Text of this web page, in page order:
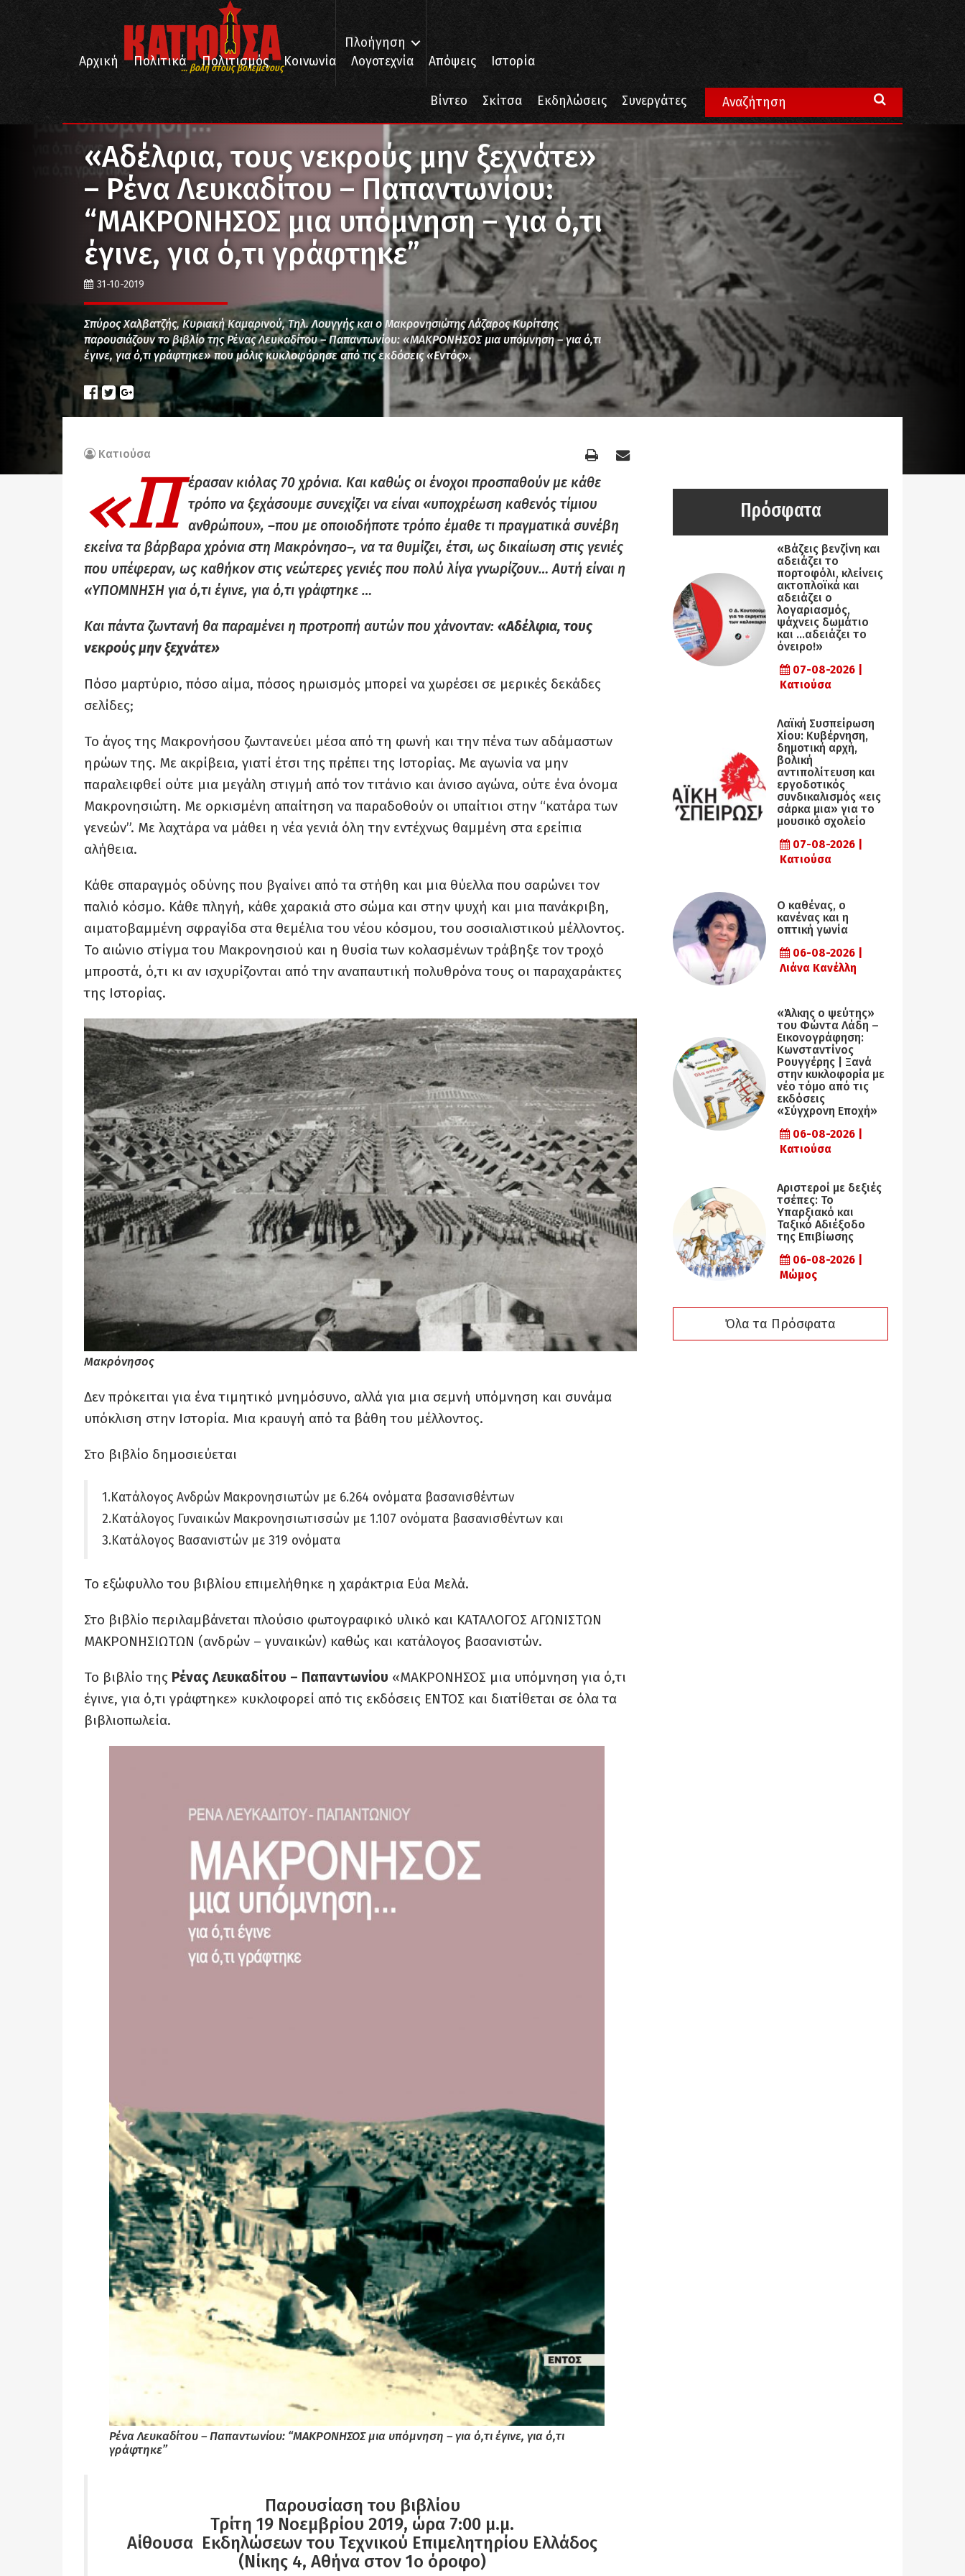
... βολή στους βολεμένους
Πλοήγηση
Αρχική
Πολιτικά Πολιτισμός Κοινωνία Λογοτεχνία Απόψεις Ιστορία
Βίντεο Σκίτσα Εκδηλώσεις Συνεργάτες
Πολιτισμός
«Αδέλφια, τους νεκρούς μην ξεχνάτε» – Ρένα Λευκαδίτου – Παπαντωνίου: “ΜΑΚΡΟΝΗΣΟΣ μια υπόμνηση – για ό,τι έγινε, για ό,τι γράφτηκε”
«Αδέλφια, τους νεκρούς μην ξεχνάτε»
– Ρένα Λευκαδίτου – Παπαντωνίου:
“ΜΑΚΡΟΝΗΣΟΣ μια υπόμνηση – για ό,τι
έγινε, για ό,τι γράφτηκε”
31-10-2019
Σπύρος Χαλβατζής, Κυριακή Καμαρινού, Τηλ. Λουγγής και ο Μακρονησιώτης Λάζαρος Κυρίτσης
παρουσιάζουν το βιβλίο της Ρένας Λευκαδίτου – Παπαντωνίου: «ΜΑΚΡΟΝΗΣΟΣ μια υπόμνηση – για ό,τι
έγινε, για ό,τι γράφτηκε» που μόλις κυκλοφόρησε από τις εκδόσεις «Εντός».
Κατιούσα
«Π
έρασαν κιόλας 70 χρόνια. Και καθώς οι ένοχοι προσπαθούν με κάθε
τρόπο να ξεχάσουμε συνεχίζει να είναι «υποχρέωση καθενός τίμιου
ανθρώπου», –που με οποιοδήποτε τρόπο έμαθε τι πραγματικά συνέβη
εκείνα τα βάρβαρα χρόνια στη Μακρόνησο–, να τα θυμίζει, έτσι, ως δικαίωση στις γενιές
που υπέφεραν, ως καθήκον στις νεώτερες γενιές που πολύ λίγα γνωρίζουν… Αυτή είναι η
«ΥΠΟΜΝΗΣΗ για ό,τι έγινε, για ό,τι γράφτηκε …
Και πάντα ζωντανή θα παραμένει η προτροπή αυτών που χάνονταν: «Αδέλφια, τους
νεκρούς μην ξεχνάτε»
Πόσο μαρτύριο, πόσο αίμα, πόσος ηρωισμός μπορεί να χωρέσει σε μερικές δεκάδες
σελίδες;
Το άγος της Μακρονήσου ζωντανεύει μέσα από τη φωνή και την πένα των αδάμαστων
ηρώων της. Με ακρίβεια, γιατί έτσι της πρέπει της Ιστορίας. Με αγωνία να μην
παραλειφθεί ούτε μια μεγάλη στιγμή από τον τιτάνιο και άνισο αγώνα, ούτε ένα όνομα
Μακρονησιώτη. Με ορκισμένη απαίτηση να παραδοθούν οι υπαίτιοι στην “κατάρα των
γενεών”. Με λαχτάρα να μάθει η νέα γενιά όλη την εντέχνως θαμμένη στα ερείπια
αλήθεια.
Κάθε σπαραγμός οδύνης που βγαίνει από τα στήθη και μια θύελλα που σαρώνει τον
παλιό κόσμο. Κάθε πληγή, κάθε χαρακιά στο σώμα και στην ψυχή και μια πανάκριβη,
αιματοβαμμένη σφραγίδα στα θεμέλια του νέου κόσμου, του σοσιαλιστικού μέλλοντος.
Το αιώνιο στίγμα του Μακρονησιού και η θυσία των κολασμένων τράβηξε τον τροχό
μπροστά, ό,τι κι αν ισχυρίζονται από την αναπαυτική πολυθρόνα τους οι παραχαράκτες
της Ιστορίας.
Μακρόνησος
Δεν πρόκειται για ένα τιμητικό μνημόσυνο, αλλά για μια σεμνή υπόμνηση και συνάμα
υπόκλιση στην Ιστορία. Μια κραυγή από τα βάθη του μέλλοντος.
Στο βιβλίο δημοσιεύεται
1.Κατάλογος Ανδρών Μακρονησιωτών με 6.264 ονόματα βασανισθέντων
2.Κατάλογος Γυναικών Μακρονησιωτισσών με 1.107 ονόματα βασανισθέντων και
3.Κατάλογος Βασανιστών με 319 ονόματα
Το εξώφυλλο του βιβλίου επιμελήθηκε η χαράκτρια Εύα Μελά.
Στο βιβλίο περιλαμβάνεται πλούσιο φωτογραφικό υλικό και ΚΑΤΑΛΟΓΟΣ ΑΓΩΝΙΣΤΩΝ
ΜΑΚΡΟΝΗΣΙΩΤΩΝ (ανδρών – γυναικών) καθώς και κατάλογος βασανιστών.
Το βιβλίο της Ρένας Λευκαδίτου – Παπαντωνίου «ΜΑΚΡΟΝΗΣΟΣ μια υπόμνηση για ό,τι
έγινε, για ό,τι γράφτηκε» κυκλοφορεί από τις εκδόσεις ΕΝΤΟΣ και διατίθεται σε όλα τα
βιβλιοπωλεία.
Ρένα Λευκαδίτου – Παπαντωνίου: “ΜΑΚΡΟΝΗΣΟΣ μια υπόμνηση – για ό,τι έγινε, για ό,τι
γράφτηκε”
Παρουσίαση του βιβλίου
Τρίτη 19 Νοεμβρίου 2019, ώρα 7:00 μ.μ.
Αίθουσα Εκδηλώσεων του Τεχνικού Επιμελητηρίου Ελλάδος
(Νίκης 4, Αθήνα στον 1ο όροφο)
Πρόσφατα
«Βάζεις βενζίνη και
αδειάζει το
πορτοφόλι, κλείνεις
ακτοπλοϊκά και
αδειάζει ο
λογαριασμός,
ψάχνεις δωμάτιο
και …αδειάζει το
όνειρο!»
07-08-2026 |
Κατιούσα
Λαϊκή Συσπείρωση
Χίου: Κυβέρνηση,
δημοτική αρχή,
βολική
αντιπολίτευση και
εργοδοτικός
συνδικαλισμός «εις
σάρκα μια» για το
μουσικό σχολείο
07-08-2026 |
Κατιούσα
Ο καθένας, ο
κανένας και η
οπτική γωνία
06-08-2026 |
Λιάνα Κανέλλη
«Άλκης ο ψεύτης»
του Φώντα Λάδη –
Εικονογράφηση:
Κωνσταντίνος
Ρουγγέρης | Ξανά
στην κυκλοφορία με
νέο τόμο από τις
εκδόσεις
«Σύγχρονη Εποχή»
06-08-2026 |
Κατιούσα
Αριστεροί με δεξιές
τσέπες: Το
Υπαρξιακό και
Ταξικό Αδιέξοδο
της Επιβίωσης
06-08-2026 |
Μώμος
Όλα τα Πρόσφατα